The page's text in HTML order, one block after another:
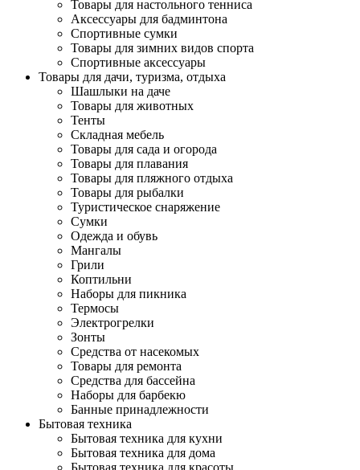
Товары для настольного тенниса
Аксессуары для бадминтона
Спортивные сумки
Товары для зимних видов спорта
Спортивные аксессуары
Товары для дачи, туризма, отдыха
Шашлыки на даче
Товары для животных
Тенты
Складная мебель
Товары для сада и огорода
Товары для плавания
Товары для пляжного отдыха
Товары для рыбалки
Туристическое снаряжение
Сумки
Одежда и обувь
Мангалы
Грили
Коптильни
Наборы для пикника
Термосы
Электрогрелки
Зонты
Средства от насекомых
Товары для ремонта
Средства для бассейна
Наборы для барбекю
Банные принадлежности
Бытовая техника
Бытовая техника для кухни
Бытовая техника для дома
Бытовая техника для красоты